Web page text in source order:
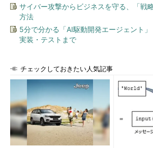
サイバー攻撃からビジネスを守る、「戦
方法
5分で分かる「AI駆動開発エージェント」
実装・テストまで
チェックしておきたい人気記事